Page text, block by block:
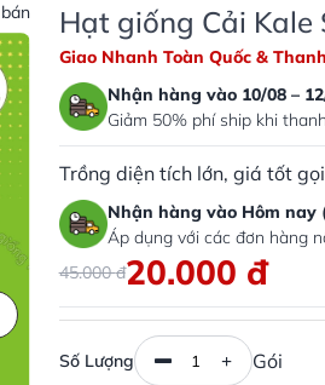
Hạt giống Cải Kale
Giao Nhanh Toàn Quốc &
Nhận hàng vào 10/08 –
Giảm 50% phí ship khi
Trồng diện tích lớn, giá tốt gọi
Nhận hàng vào Hôm nay
Áp dụng với các đơn hàng
45.000đ20.000 đ
Số Lượng Gói